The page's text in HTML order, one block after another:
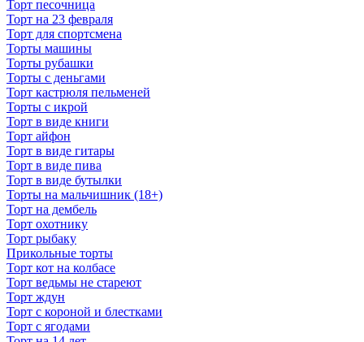
Торт песочница
Торт на 23 февраля
Торт для спортсмена
Торты машины
Торты рубашки
Торты с деньгами
Торт кастрюля пельменей
Торты с икрой
Торт в виде книги
Торт айфон
Торт в виде гитары
Торт в виде пива
Торт в виде бутылки
Торты на мальчишник (18+)
Торт на дембель
Торт охотнику
Торт рыбаку
Прикольные торты
Торт кот на колбасе
Торт ведьмы не стареют
Торт ждун
Торт с короной и блестками
Торт с ягодами